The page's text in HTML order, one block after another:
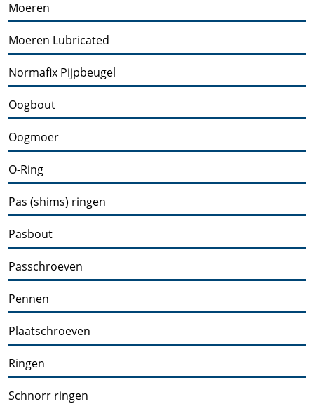
Moeren
Moeren Lubricated
Normafix Pijpbeugel
Oogbout
Oogmoer
O-Ring
Pas (shims) ringen
Pasbout
Passchroeven
Pennen
Plaatschroeven
Ringen
Schnorr ringen